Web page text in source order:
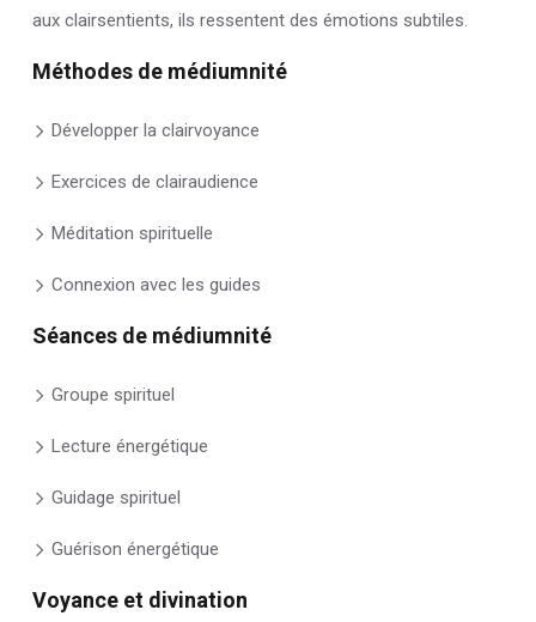
aux clairsentients, ils ressentent des émotions subtiles.
Méthodes de médiumnité
Développer la clairvoyance
Exercices de clairaudience
Méditation spirituelle
Connexion avec les guides
Séances de médiumnité
Groupe spirituel
Lecture énergétique
Guidage spirituel
Guérison énergétique
Voyance et divination